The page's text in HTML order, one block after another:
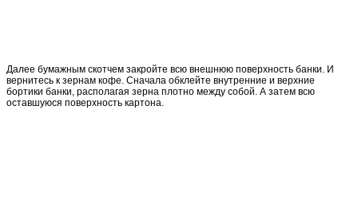
Далее бумажным скотчем закройте всю внешнюю поверхность банки. И
вернитесь к зернам кофе. Сначала обклейте внутренние и верхние
бортики банки, располагая зерна плотно между собой. А затем всю
оставшуюся поверхность картона.